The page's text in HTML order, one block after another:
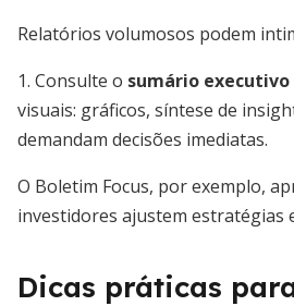
Relatórios volumosos podem
1. Consulte o sumário executivo
visuais: gráficos, síntese de
demandam decisões imediatas.
O Boletim Focus, por exemplo,
investidores ajustem estratégias
Dicas práticas